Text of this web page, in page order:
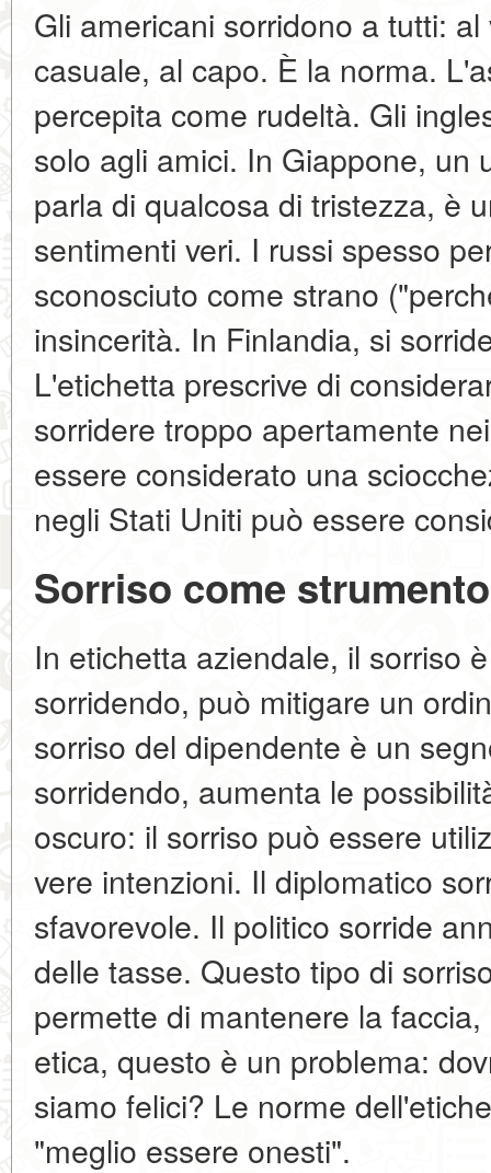
Gli americani sorridono a tutti:
casuale, al capo. È la norma.
percepita come rudeltà. Gli
solo agli amici. In Giappone, un
parla di qualcosa di tristezza, è
sentimenti veri. I russi spesso
sconosciuto come strano
insincerità. In Finlandia, si
L'etichetta prescrive di
sorridere troppo apertamente
essere considerato una
negli Stati Uniti può essere
Sorriso come
In etichetta aziendale, il sorriso
sorridendo, può mitigare un
sorriso del dipendente è un
sorridendo, aumenta le
oscuro: il sorriso può essere
vere intenzioni. Il diplomatico
sfavorevole. Il politico sorride
delle tasse. Questo tipo di
permette di mantenere la
etica, questo è un problema:
siamo felici? Le norme
"meglio essere onesti".